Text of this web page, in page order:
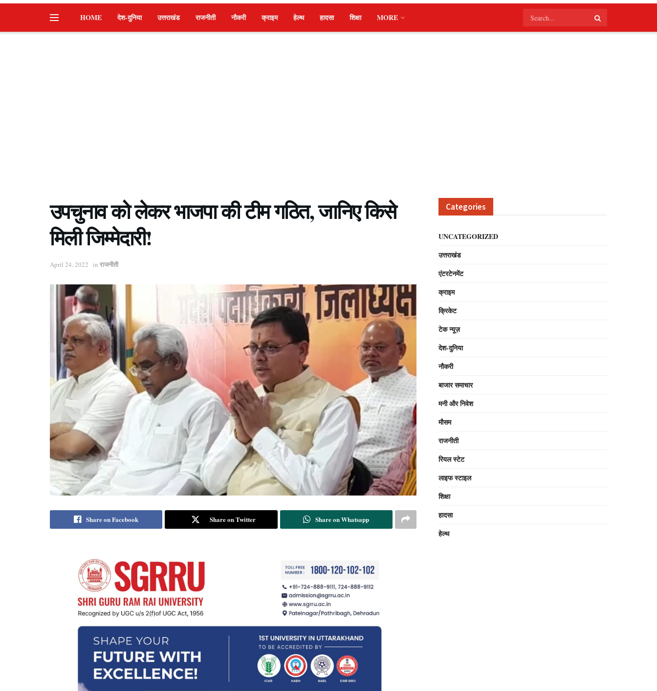
HOME देश-दुनिया उत्तराखंड राजनीती नौकरी क्राइम हेल्थ हादसा शिक्षा MORE
उपचुनाव को लेकर भाजपा की टीम गठित, जानिए किसे
मिली जिम्मेदारी!
April 24, 2022 in राजनीती
Share on Facebook Share on Twitter Share on Whatsapp
Categories
UNCATEGORIZED
उत्तराखंड
एंटरटेनमेंट
क्राइम
क्रिकेट
टेक न्यूज़
देश-दुनिया
नौकरी
बाजार समाचार
मनी और निवेश
मौसम
राजनीती
रियल स्टेट
लाइफ स्टाइल
शिक्षा
हादसा
हेल्थ